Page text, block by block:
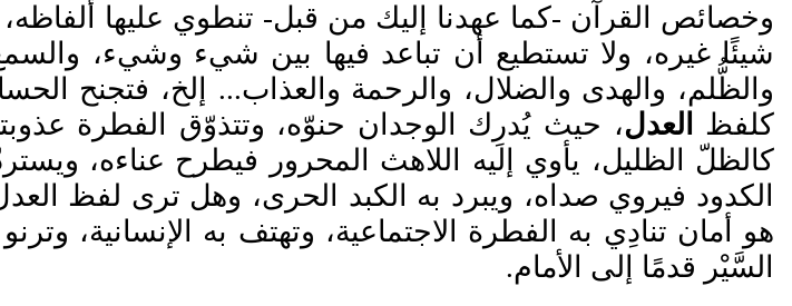
وخصائص القرآن -كما عهدنا إليك من قبل- تنطوي عليها ألفاظه،
شيئًا غيره، ولا تستطيع أن تباعد فيها بين شيء وشيء،
والظُّلم، والهدى والضلال، والرحمة والعذاب... إلخ، فتجنح
كلفظ
العدل، حيث يدر ك الوجدان حنوه، وتتذوّق الفطرة
كالظلّ الظليل، يأوي إليه اللاهث المحرور فيطرح عناءه،
الكدود فيروي صداه، ويبرد به الكبد الحرى، وهل ترى لفظ
هو أمان تنادِي به الفطرة الاجتماعية، وتهتف به الإنسانية،
السَّيْر قدمًا إلى الأمام.